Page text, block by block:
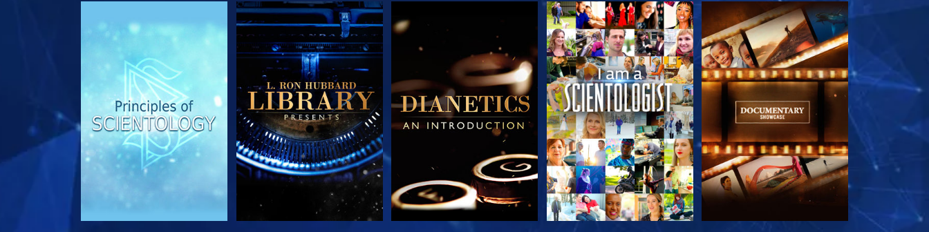
DÉCOUVRIR LES SÉRIES DÉCOUVRIR LES SÉRIES DÉCOUVRIR LES SÉRIES DÉCOUVRIR LES SÉRIES DÉCOUVRIR LES SÉRIES